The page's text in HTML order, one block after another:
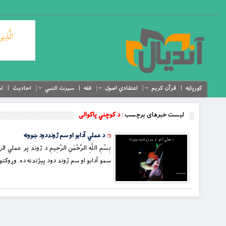
کورپاڼه قرآن کریم اعتقادي اصول فقه سیرت النبي احادیث
لیست خبرهای برچسب :د کوچني پاکوالی
د عملي آدابو او سم ژونددود ښوونه
بِسْمِ اللَّهِ الرَّحْمَنِ الرَّحِيمِ د ژوند پر عملي
سمو آدابو او سم ژوند دود پېژندنه ده.